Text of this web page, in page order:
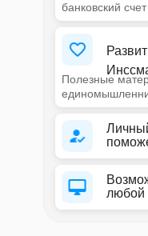
банковский счет
Полезные
любой